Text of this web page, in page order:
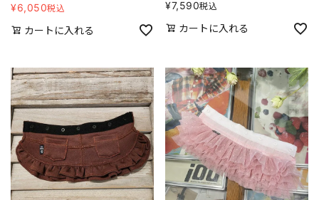
¥6,050税込
カートに入れる
¥7,590税込
カートに入れる